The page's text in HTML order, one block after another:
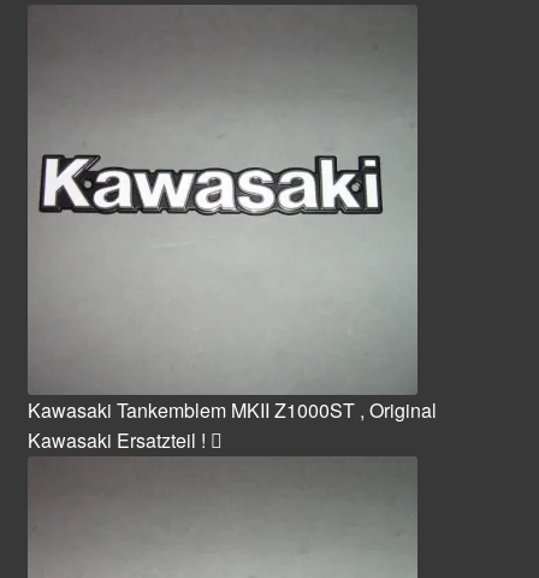
Kawasaki Tankemblem MKII Z1000ST , Original
Kawasaki Ersatzteil !